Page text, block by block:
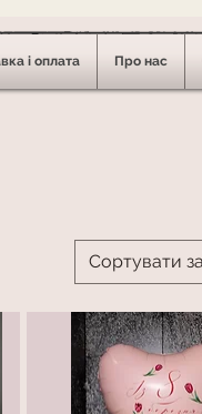
і оплата Про нас
Сортувати за